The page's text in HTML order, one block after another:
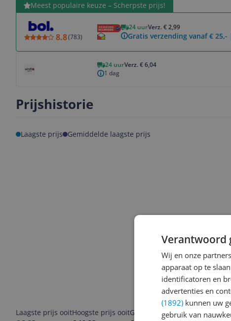
Meest populaire keuze – Scherpste prijs!
8.8(783)
24 uurVerz. € 2,99
Gratis verzending vanaf €
Bekijk product
24 uurVerz. € 6,04
1 dag
Prijshistorie
Laagste prijs Gemiddelde laagste prijs
Laagste prijs ooitHoogste prijs ooitGoedkoopste nuLaatste
Verantwoord
Wij en onze
apparaat op te
identificatoren en
advertenties en
(1892) kunnen uw
gebruik van